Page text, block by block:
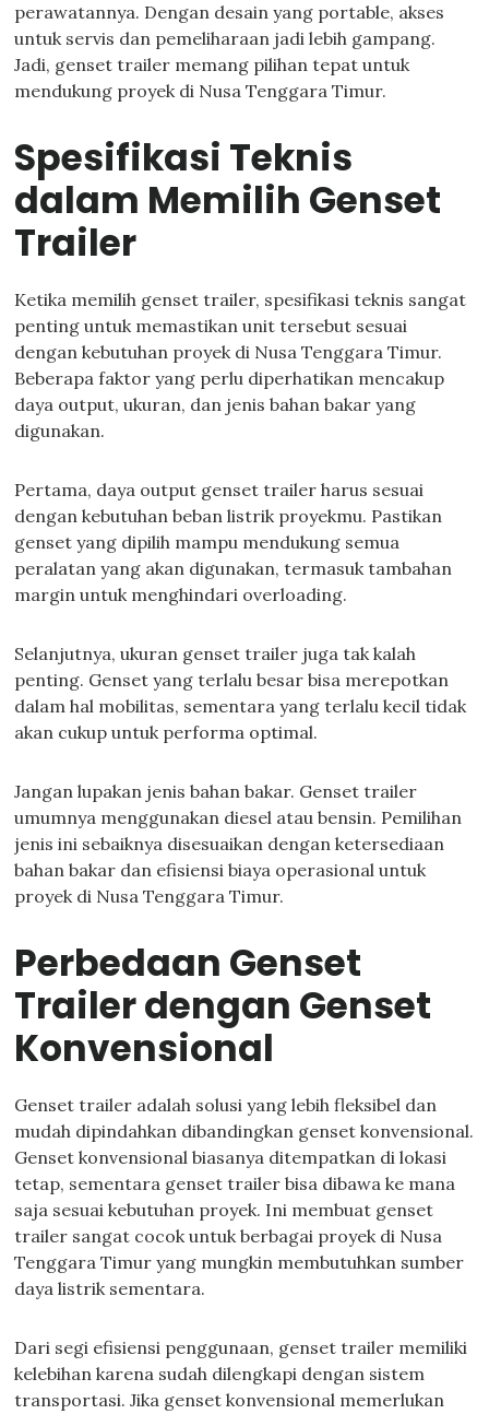
perawatannya. Dengan desain yang portable, akses
untuk servis dan pemeliharaan jadi lebih gampang.
Jadi, genset trailer memang pilihan tepat untuk
mendukung proyek di Nusa Tenggara Timur.
Spesifikasi Teknis
dalam Memilih Genset
Trailer
Ketika memilih genset trailer, spesifikasi teknis sangat
penting untuk memastikan unit tersebut sesuai
dengan kebutuhan proyek di Nusa Tenggara Timur.
Beberapa faktor yang perlu diperhatikan mencakup
daya output, ukuran, dan jenis bahan bakar yang
digunakan.
Pertama, daya output genset trailer harus sesuai
dengan kebutuhan beban listrik proyekmu. Pastikan
genset yang dipilih mampu mendukung semua
peralatan yang akan digunakan, termasuk tambahan
margin untuk menghindari overloading.
Selanjutnya, ukuran genset trailer juga tak kalah
penting. Genset yang terlalu besar bisa merepotkan
dalam hal mobilitas, sementara yang terlalu kecil tidak
akan cukup untuk performa optimal.
Jangan lupakan jenis bahan bakar. Genset trailer
umumnya menggunakan diesel atau bensin. Pemilihan
jenis ini sebaiknya disesuaikan dengan ketersediaan
bahan bakar dan efisiensi biaya operasional untuk
proyek di Nusa Tenggara Timur.
Perbedaan Genset
Trailer dengan Genset
Konvensional
Genset trailer adalah solusi yang lebih fleksibel dan
mudah dipindahkan dibandingkan genset konvensional.
Genset konvensional biasanya ditempatkan di lokasi
tetap, sementara genset trailer bisa dibawa ke mana
saja sesuai kebutuhan proyek. Ini membuat genset
trailer sangat cocok untuk berbagai proyek di Nusa
Tenggara Timur yang mungkin membutuhkan sumber
daya listrik sementara.
Dari segi efisiensi penggunaan, genset trailer memiliki
kelebihan karena sudah dilengkapi dengan sistem
transportasi. Jika genset konvensional memerlukan